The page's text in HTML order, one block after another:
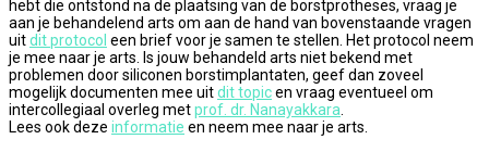
hebt die ontstond na de plaatsing van de borstprotheses, vraag je
aan je behandelend arts om aan de hand van bovenstaande vragen
uitdit protocol een brief voor je samen te stellen. Het protocol neem
je mee naar je arts. Is jouw behandeld arts niet bekend met
problemen door siliconen borstimplantaten, geef dan zoveel
mogelijk documenten mee uitdit topicen vraag eventueel om
intercollegiaal overleg metprof. dr. Nanayakkara.
Lees ook deze informatie en neem mee naar je arts.